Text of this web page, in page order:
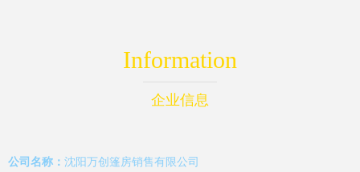
Information
企业信息
公司名称： 沈阳万创篷房销售有限公司